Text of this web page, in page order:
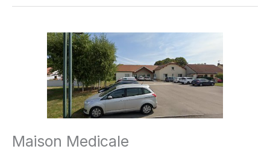
Maison Medicale